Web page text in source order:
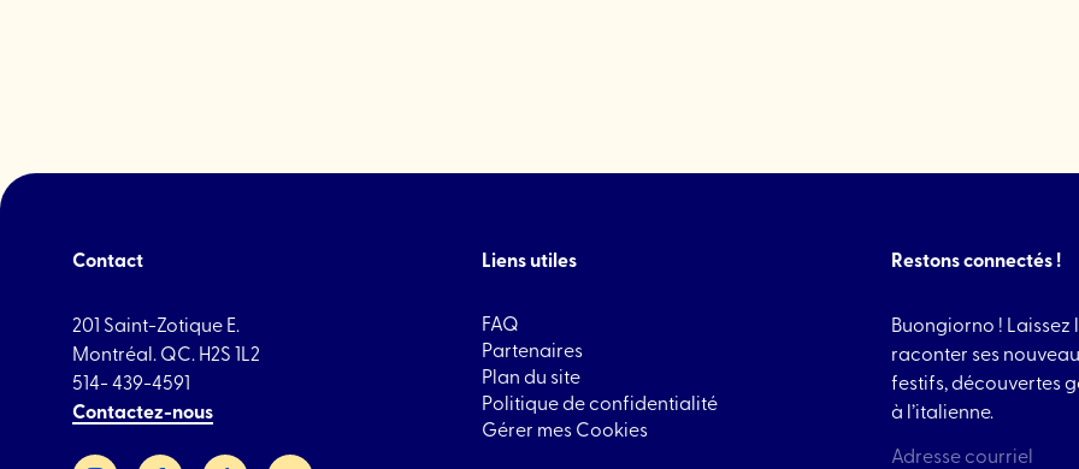
Contact
201 Saint-Zotique E.
Montréal. QC. H2S 1L2
514- 439-4591
Contactez-nous
InstagramFacebookTikTok LinkedIn
Liens utiles
FAQ
Partenaires
Plan du site
Politique de confidentialité
Gérer mes Cookies
Restons connectés !
Buongiorno ! Laissez
raconter ses
festifs, découvertes
à l’italienne.